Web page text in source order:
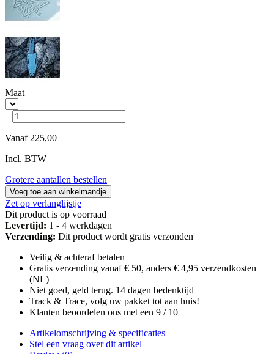
Maat
– +
Vanaf 225,00
Incl. BTW
Grotere aantallen bestellen
Voeg toe aan winkelmandje
Zet op verlanglijstje
Dit product is op voorraad
Levertijd: 1 - 4 werkdagen
Verzending: Dit product wordt gratis verzonden
Veilig & achteraf betalen
Gratis verzending vanaf € 50, anders € 4,95 verzendkosten
(NL)
Niet goed, geld terug. 14 dagen bedenktijd
Track & Trace, volg uw pakket tot aan huis!
Klanten beoordelen ons met een 9 / 10
Artikelomschrijving & specificaties
Stel een vraag over dit artikel